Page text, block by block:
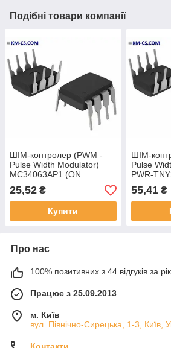
Подібні товари компанії
ШІМ-контролер (PWM -
Pulse Width Modulator)
MC34063AP1 (ON
Semiconductor)
25,52 ₴
Купити
ШІМ-
Pulse
PWR-
55,41₴
Про нас
100% позитивних з 44 відгуків за рік
Працює з 25.09.2013
м. Київ
вул. Північно-Сирецька, 1-3, Київ,